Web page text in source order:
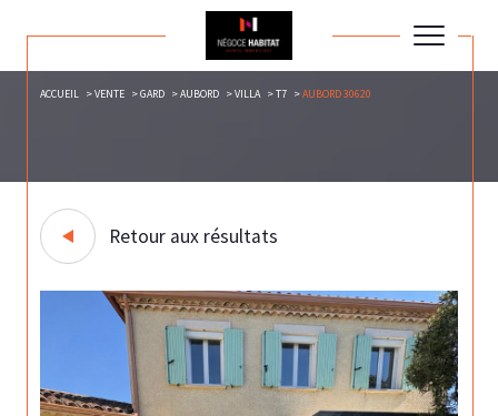
ACCUEIL VENTE GARD AUBORD VILLA T7 AUBORD 30620
Retour aux résultats